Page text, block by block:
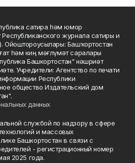
сатира һәм юмор
журнала сатиры и
Ойоштороусылары: Башҡортостан
һәм киң мәғлүмәт саралары
Башкортостан" нәшриәт
Учредители: Агентство по печати
Республики
общество Издательский дом
данных
службой по надзору в сфере
и массовых
Башкортостан в связи с
- регистрационный номер
2025 года.